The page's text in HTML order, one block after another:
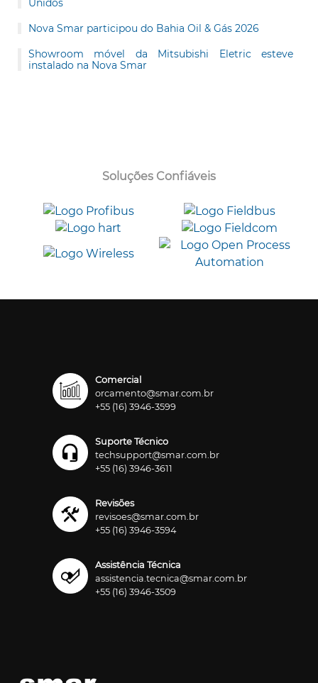
Unidos
Nova Smar participou do Bahia Oil & Gás 2026
Showroom móvel da Mitsubishi Eletric esteve
instalado na Nova Smar
Soluções Confiáveis
Comercial
orcamento@smar.com.br
+55 (16) 3946-3599
Suporte Técnico
techsupport@smar.com.br
+55 (16) 3946-3611
Revisões
revisoes@smar.com.br
+55 (16) 3946-3594
Assistência Técnica
assistencia.tecnica@smar.com.br
+55 (16) 3946-3509